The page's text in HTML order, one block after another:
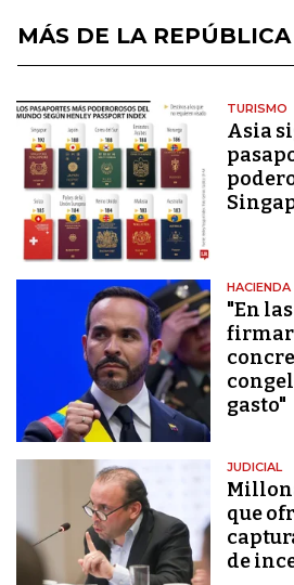
MÁS DE LA REPÚBLICA
TURISMO
Asia
HACIENDA
"En
gasto"
JUDICIAL
que
de